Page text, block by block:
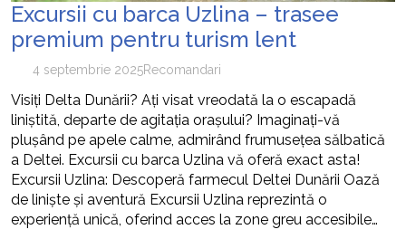
Excursii cu barca Uzlina – trasee
premium pentru turism lent
4 septembrie 2025Recomandari
Visiți Delta Dunării? Ați visat vreodată la o escapadă
liniștită, departe de agitația orașului? Imaginați-vă
plușând pe apele calme, admirând frumusețea sălbatică
a Deltei. Excursii cu barca Uzlina vă oferă exact asta!
Excursii Uzlina: Descoperă farmecul Deltei Dunării Oază
de liniște și aventură Excursii Uzlina reprezintă o
experiență unică, oferind acces la zone greu accesibile…